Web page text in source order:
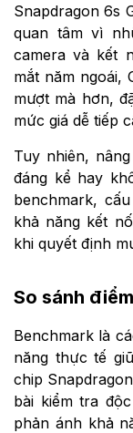
Snapdragon 6s
quan tâm vì
camera và kết
mắt năm ngoái,
mượt mà hơn,
mức giá dễ tiếp
Tuy nhiên,
đáng kể hay
benchmark,
khả năng kết
khi quyết định
So sánh
Benchmark là
năng thực tế
chip
bài kiểm tra
phản ánh khả